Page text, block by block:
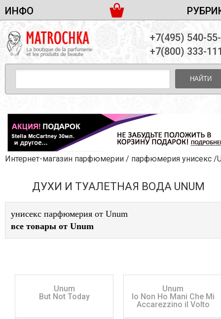
ИНФО
ДОСТАВКА И ОПЛАТА
ПАРТНЕРСТВО
КОНТАКТЫ
ЖЕНСКАЯ ПАРФЮМЕРИЯ
МУЖСКАЯ ПАРФЮМЕРИЯ
УНИСЕКС ПАРФЮМЕРИЯ
ЖЕНСКИЕ НАБОРЫ
МУЖСКИЕ НАБОРЫ
УНИСЕКС НАБОРЫ
УХОД ЗА ЛИЦОМ
УХОД ЗА ТЕЛОМ
ДЕКОРАТИВНАЯ КОСМЕТИКА
+7(495) 540-
+7(800) 333-
НАЙТИ
Интернет-магазин парфюмерии / парфюмерия унисекс /
ДУХИ И ТУАЛЕТНАЯ ВОДА UNUM
унисекс парфюмерия от Unum
все товары от Unum
Unum
But Not Today
Unum
Io Non Ho Mani Che Mi
Accarezzino il Volto